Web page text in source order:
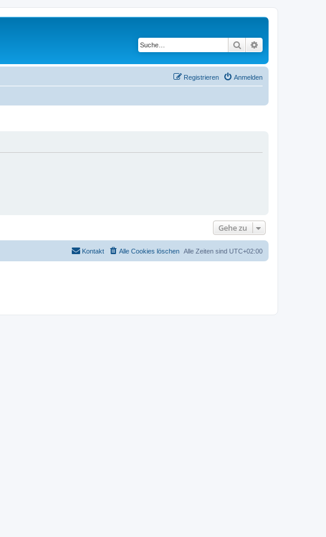
Suche
Anmelden
Registrieren
Gehe zu
Alle Zeiten sind UTC+02:00
Alle Cookies löschen
Kontakt